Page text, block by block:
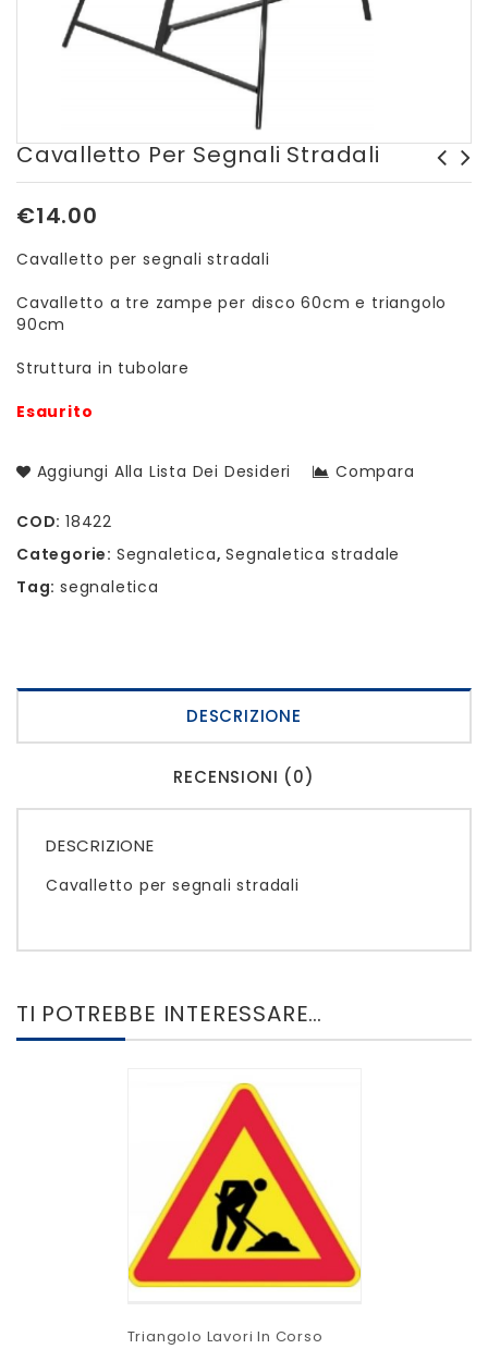
Cavalletto Per Segnali Stradali
€14.00
Cavalletto per segnali stradali
Cavalletto a tre zampe per disco 60cm e triangolo
90cm
Struttura in tubolare
Esaurito
Aggiungi Alla Lista Dei Desideri Compara
COD: 18422
Categorie: Segnaletica,Segnaletica stradale
Tag: segnaletica
DESCRIZIONE
RECENSIONI (0)
DESCRIZIONE
Cavalletto per segnali stradali
TI POTREBBE INTERESSARE…
Triangolo Lavori In Corso